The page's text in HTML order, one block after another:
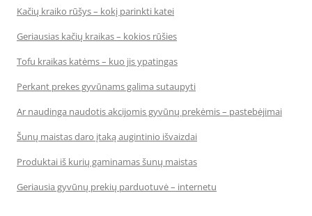
Kačių kraiko rūšys – kokį parinkti katei
Geriausias kačių kraikas – kokios rūšies
Tofu kraikas katėms – kuo jis ypatingas
Perkant prekes gyvūnams galima sutaupyti
Ar naudinga naudotis akcijomis gyvūnų prekėmis – pastebėjimai
Šunų maistas daro įtaką augintinio išvaizdai
Produktai iš kurių gaminamas šunų maistas
Geriausia gyvūnų prekių parduotuvė – internetu